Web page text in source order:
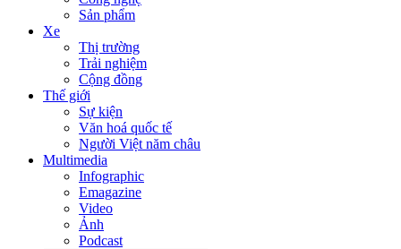
Sản phẩm
Xe
Thị trường
Trải nghiệm
Cộng đồng
Thế giới
Sự kiện
Văn hoá quốc tế
Người Việt năm châu
Multimedia
Infographic
Emagazine
Video
Ảnh
Podcast